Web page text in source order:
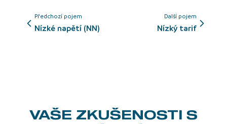
Předchozí pojem
nízké napětí (NN)
Další pojem
nízký tarif
VAŠE ZKUŠENOSTI S